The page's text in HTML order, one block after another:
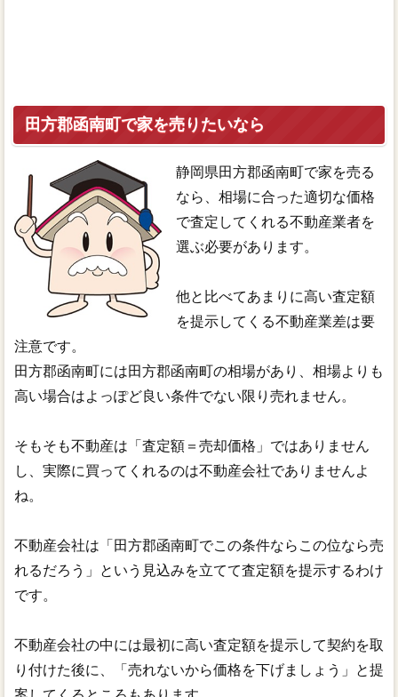
田方郡函南町で家を売りたいなら
静岡県田方郡函南町で家を売る
なら、相場に合った適切な価格
で査定してくれる不動産業者を
選ぶ必要があります。
他と比べてあまりに高い査定額
を提示してくる不動産業差は要
注意です。
田方郡函南町には田方郡函南町の相場があり、相場よりも
高い場合はよっぽど良い条件でない限り売れません。
そもそも不動産は「査定額＝売却価格」ではありません
し、実際に買ってくれるのは不動産会社でありませんよ
ね。
不動産会社は「田方郡函南町でこの条件ならこの位なら売
れるだろう」という見込みを立てて査定額を提示するわけ
です。
不動産会社の中には最初に高い査定額を提示して契約を取
り付けた後に、「売れないから価格を下げましょう」と提